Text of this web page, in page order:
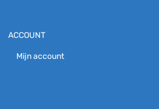
ACCOUNT
Mijn account